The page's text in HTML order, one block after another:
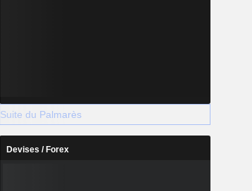
Suite du Palmarès
Devises / Forex